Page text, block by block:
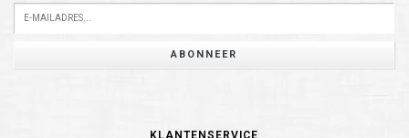
ABONNEER
KLANTENSERVICE